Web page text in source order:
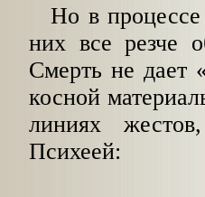
Но в
них все резче
Смерть не дает
косной
линиях
Психеей: